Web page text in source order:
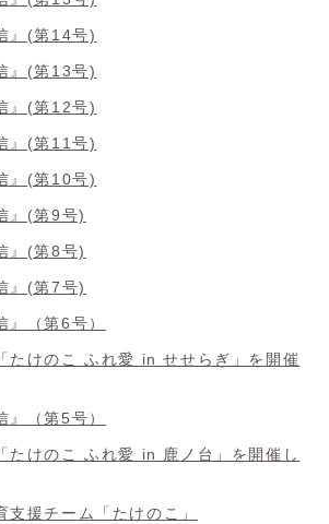
』(第14号)
』(第13号)
』(第12号)
』(第11号)
』(第10号)
』(第9号)
』(第8号)
』(第7号)
』（第6号）
たけのこ ふれ愛 in せせらぎ」を開催
』（第5号）
たけのこ ふれ愛 in 鹿ノ台」を開催し
支援チーム「たけのこ」